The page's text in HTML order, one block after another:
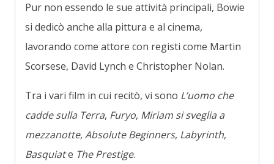
Pur non essendo le sue attività principali, Bowie
si dedicò anche alla pittura e al cinema,
lavorando come attore con registi come Martin
Scorsese, David Lynch e Christopher Nolan.
Tra i vari film in cui recitò, vi sono L’uomo che
cadde sulla Terra, Furyo, Miriam si sveglia a
mezzanotte, Absolute Beginners, Labyrinth,
Basquiate The Prestige.